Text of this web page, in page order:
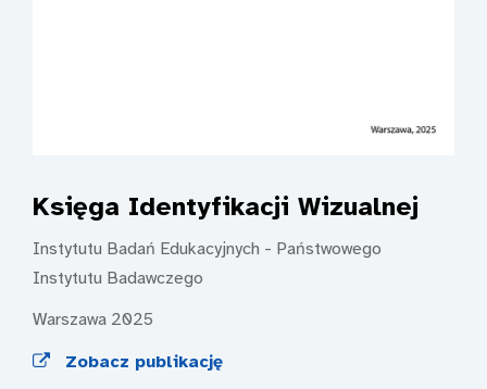
Księga Identyfikacji Wizualnej
Instytutu Badań Edukacyjnych - Państwowego
Instytutu Badawczego
Warszawa 2025
Zobacz publikację